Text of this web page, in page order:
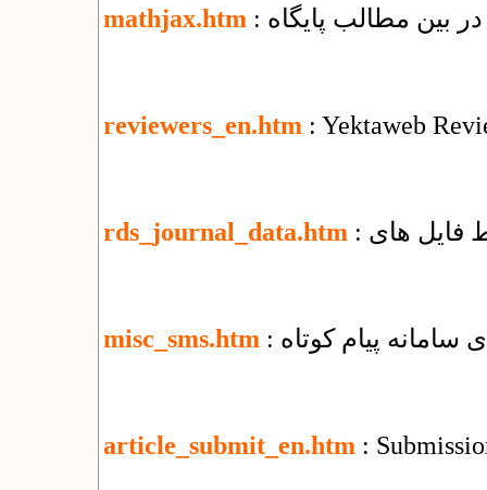
mathjax.htm بین مطالب پایگاه
reviewers_en.htm : Yektaweb
rds_journal_data.htm
misc_sms.htm سامانه پیام کوتاه
article_submit_en.htm :